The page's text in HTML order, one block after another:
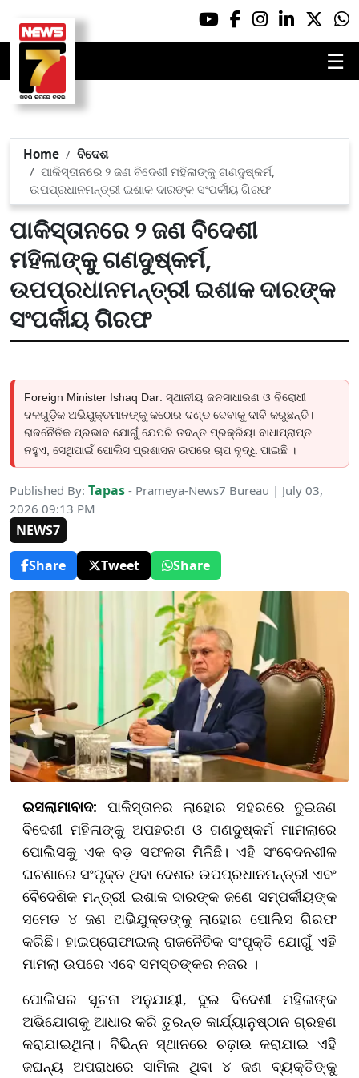
☰
Home
ବିଦେଶ
ପାକିସ୍ତାନରେ ୨ ଜଣ ବିଦେଶୀ ମହିଳାଙ୍କୁ ଗଣଦୁଷ୍କର୍ମ,
ଉପପ୍ରଧାନମନ୍ତ୍ରୀ ଇଶାକ ଦାରଙ୍କ ସଂପର୍କୀୟ ଗିରଫ
ପାକିସ୍ତାନରେ ୨ ଜଣ ବିଦେଶୀ
ମହିଳାଙ୍କୁ ଗଣଦୁଷ୍କର୍ମ,
ଉପପ୍ରଧାନମନ୍ତ୍ରୀ ଇଶାକ ଦାରଙ୍କ
ସଂପର୍କୀୟ ଗିରଫ
Foreign Minister Ishaq Dar: ସ୍ଥାନୀୟ ଜନସାଧାରଣ ଓ ବିରୋଧୀ
ଦଳଗୁଡ଼ିକ ଅଭିଯୁକ୍ତମାନଙ୍କୁ କଠୋର ଦଣ୍ଡ ଦେବାକୁ ଦାବି କରୁଛନ୍ତି।
ରାଜନୈତିକ ପ୍ରଭାବ ଯୋଗୁଁ ଯେପରି ତଦନ୍ତ ପ୍ରକ୍ରିୟା ବାଧାପ୍ରାପ୍ତ
ନହୁଏ, ସେଥିପାଇଁ ପୋଲିସ ପ୍ରଶାସନ ଉପରେ ଚାପ ବୃଦ୍ଧି ପାଇଛି ।
Published By: Tapas - Prameya-News7 Bureau | July 03,
2026 09:13 PM
NEWS7
Share
Tweet Share
ଇସଲାମାବାଦ: ପାକିସ୍ତାନର ଲାହୋର ସହରରେ ଦୁଇଜଣ
ବିଦେଶୀ ମହିଳାଙ୍କୁ ଅପହରଣ ଓ ଗଣଦୁଷ୍କର୍ମ ମାମଲାରେ
ପୋଲିସକୁ ଏକ ବଡ଼ ସଫଳତା ମିଳିଛି। ଏହି ସଂବେଦନଶୀଳ
ଘଟଣାରେ ସଂପୃକ୍ତ ଥିବା ଦେଶର ଉପପ୍ରଧାନମନ୍ତ୍ରୀ ଏବଂ
ବୈଦେଶିକ ମନ୍ତ୍ରୀ ଇଶାକ ଦାରଙ୍କ ଜଣେ ସମ୍ପର୍କୀୟଙ୍କ
ସମେତ ୪ ଜଣ ଅଭିଯୁକ୍ତଙ୍କୁ ଲାହୋର ପୋଲିସ ଗିରଫ
କରିଛି। ହାଇପ୍ରୋଫାଇଲ୍ ରାଜନୈତିକ ସଂପୃକ୍ତି ଯୋଗୁଁ ଏହି
ମାମଲା ଉପରେ ଏବେ ସମସ୍ତଙ୍କର ନଜର ।
ପୋଲିସର ସୂଚନା ଅନୁଯାୟୀ, ଦୁଇ ବିଦେଶୀ ମହିଳାଙ୍କ
ଅଭିଯୋଗକୁ ଆଧାର କରି ତୁରନ୍ତ କାର୍ଯ୍ୟାନୁଷ୍ଠାନ ଗ୍ରହଣ
କରାଯାଇଥିଲା। ବିଭିନ୍ନ ସ୍ଥାନରେ ଚଢ଼ାଉ କରାଯାଇ ଏହି
ଜଘନ୍ୟ ଅପରାଧରେ ସାମିଲ ଥିବା ୪ ଜଣ ବ୍ୟକ୍ତିଙ୍କୁ